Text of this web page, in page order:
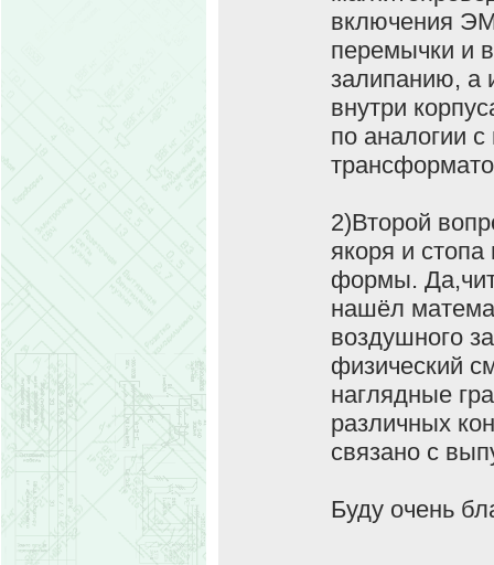
включения ЭМ
перемычки и
залипанию, а
внутри
по аналогии
2)Второй
якоря и
формы.
нашёл
воздушного
физический
наглядные
различных
связано с
Буду очень